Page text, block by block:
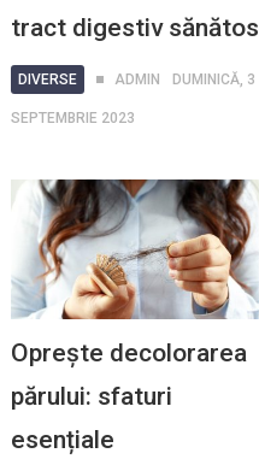
tract digestiv sănătos
DIVERSE ADMIN DUMINICĂ, 3
SEPTEMBRIE 2023
Oprește decolorarea
părului: sfaturi
esențiale